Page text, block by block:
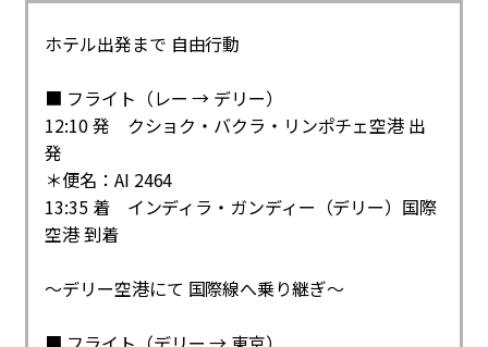
ホテル出発まで 自由行動
■ フライト（レー → デリー）
12:10 発 クショク・バクラ・リンポチェ空港 出
発
＊便名：AI 2464
13:35 着 インディラ・ガンディー（デリー）国際
空港 到着
～デリー空港にて 国際線へ乗り継ぎ～